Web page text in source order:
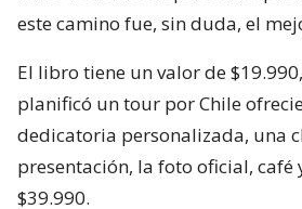
este camino fue, sin duda, el
El libro tiene un valor de
planificó un tour por Chile
dedicatoria personalizada, una
presentación, la foto oficial,
$39.990.